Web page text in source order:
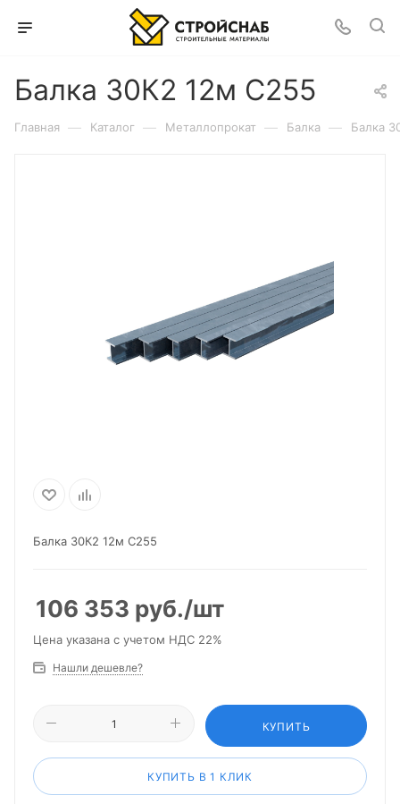
Балка 30К2 12м С255
Главная — Каталог — Металлопрокат — Балка — Балка
Балка 30К2 12м С255
106 353 руб./шт
Цена указана с учетом НДС 22%
Нашли дешевле?
КУПИТЬ
КУПИТЬ В 1 КЛИК